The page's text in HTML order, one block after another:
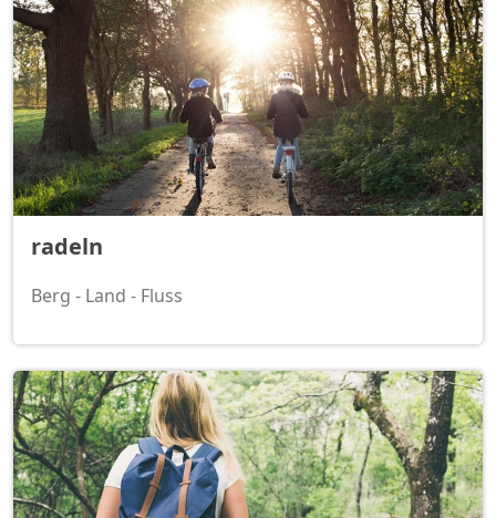
radeln
Berg - Land - Fluss